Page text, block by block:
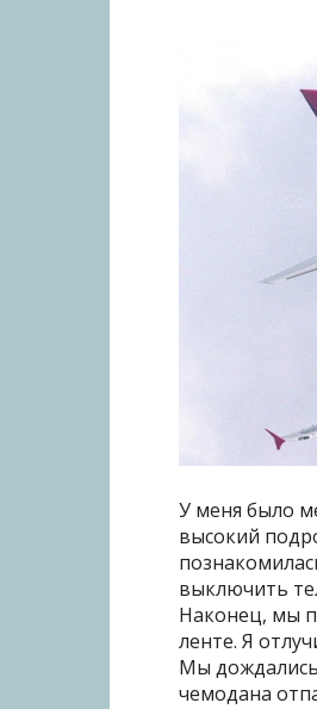
У меня было
высокий
выключить
Наконец, мы
ленте. Я
Мы дождались
чемодана